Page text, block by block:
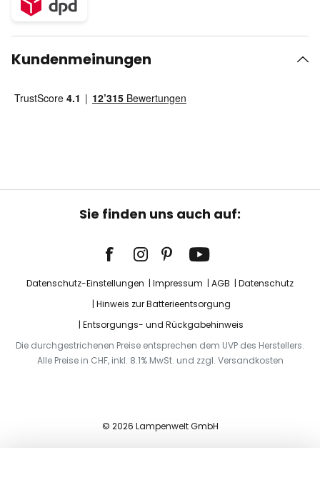
Kundenmeinungen
Sie finden uns auch auf:
Datenschutz-Einstellungen Impressum AGB
Datenschutz
Hinweis zur Batterieentsorgung
Entsorgungs- und Rückgabehinweis
Die durchgestrichenen Preise entsprechen dem UVP des Herstellers.
Alle Preise in CHF, inkl. 8.1% MwSt. und zzgl. Versandkosten
© 2026 Lampenwelt GmbH